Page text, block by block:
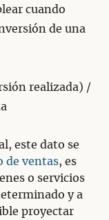
cuando
de una
realizada) /
este dato se
de ventas, es
o servicios
y a
proyectar